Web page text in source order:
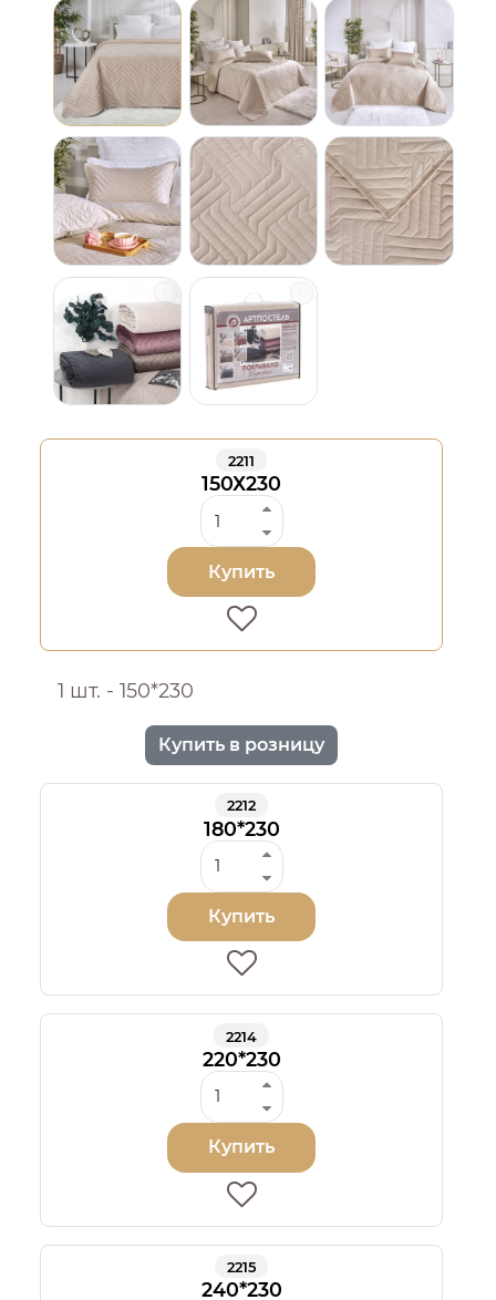
2211
150Х230
Купить
1 шт. - 150*230
Купить в розницу
2212
180*230
Купить
2214
220*230
Купить
2215
240*230